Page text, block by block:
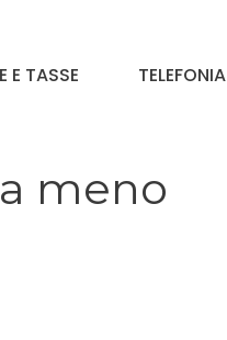
E TASSE TELEFONIA
meno